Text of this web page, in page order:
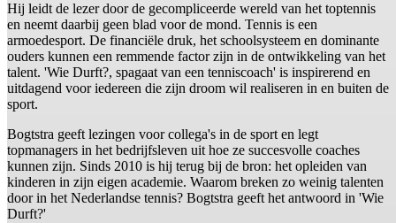
Hij leidt de lezer door de gecompliceerde wereld van het toptennis
en neemt daarbij geen blad voor de mond. Tennis is een
armoedesport. De financiële druk, het schoolsysteem en dominante
ouders kunnen een remmende factor zijn in de ontwikkeling van het
talent. 'Wie Durft?, spagaat van een tenniscoach' is inspirerend en
uitdagend voor iedereen die zijn droom wil realiseren in en buiten de
sport.
Bogtstra geeft lezingen voor collega's in de sport en legt
topmanagers in het bedrijfsleven uit hoe ze succesvolle coaches
kunnen zijn. Sinds 2010 is hij terug bij de bron: het opleiden van
kinderen in zijn eigen academie. Waarom breken zo weinig talenten
door in het Nederlandse tennis? Bogtstra geeft het antwoord in 'Wie
Durft?'